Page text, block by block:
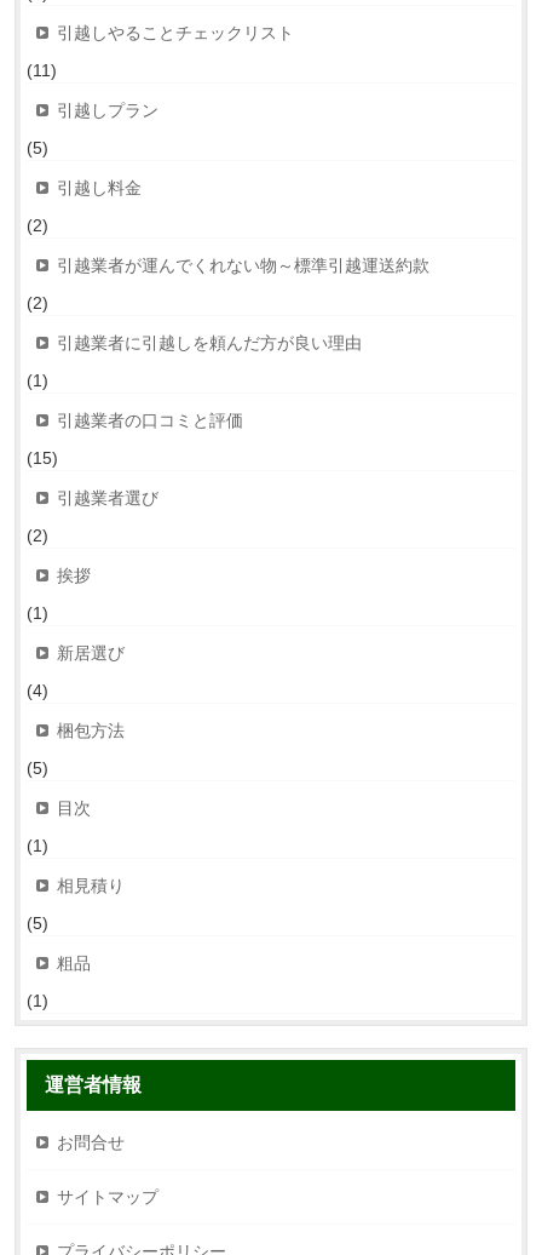
引越しやることチェックリスト
(11)
引越しプラン
(5)
引越し料金
(2)
引越業者が運んでくれない物～標準引越運送約款
(2)
引越業者に引越しを頼んだ方が良い理由
(1)
引越業者の口コミと評価
(15)
引越業者選び
(2)
挨拶
(1)
新居選び
(4)
梱包方法
(5)
目次
(1)
相見積り
(5)
粗品
(1)
運営者情報
お問合せ
サイトマップ